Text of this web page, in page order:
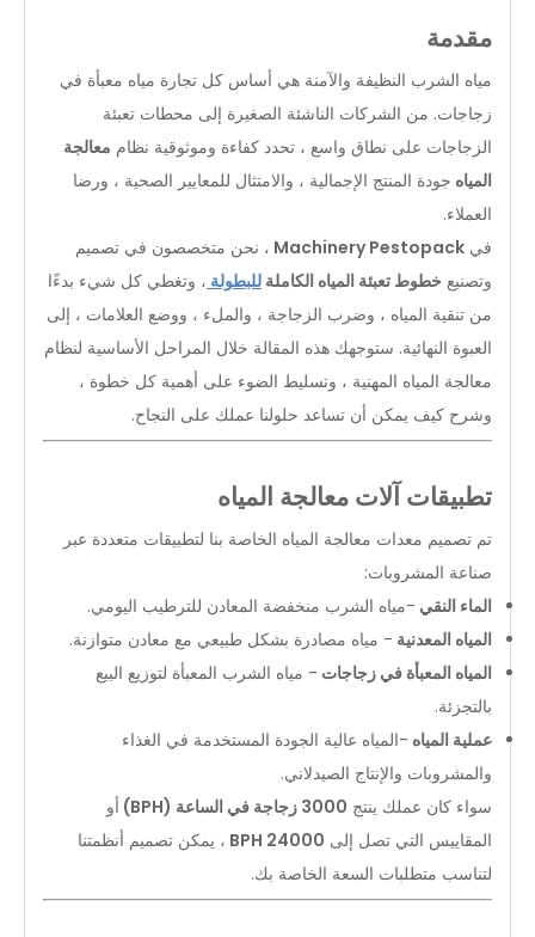
مقدمة
مياه الشرب النظيفة والآمنة هي أساس كل تجارة مياه معبأة في
زجاجات. من الشركات الناشئة الصغيرة إلى محطات تعبئة
الزجاجات على نطاق واسع ، تحدد كفاءة وموثوقية نظام معالجة
المياه جودة المنتج الإجمالية ، والامتثال للمعايير الصحية ، ورضا
العملاء.
في Machinery Pestopack ، نحن متخصصون في تصميم
وتصنيع خطوط تعبئة المياه الكاملة للبطولة ، وتغطي كل شيء بدءًا
من تنقية المياه ، وضرب الزجاجة ، والملء ، ووضع العلامات ، إلى
العبوة النهائية. ستوجهك هذه المقالة خلال المراحل الأساسية لنظام
معالجة المياه المهنية ، وتسليط الضوء على أهمية كل خطوة ،
وشرح كيف يمكن أن تساعد حلولنا عملك على النجاح.
تطبيقات آلات معالجة المياه
تم تصميم معدات معالجة المياه الخاصة بنا لتطبيقات متعددة عبر
صناعة المشروبات:
الماء النقي -مياه الشرب منخفضة المعادن للترطيب اليومي.
المياه المعدنية - مياه مصادرة بشكل طبيعي مع معادن متوازنة.
المياه المعبأة في زجاجات - مياه الشرب المعبأة لتوزيع البيع
بالتجزئة.
عملية المياه -المياه عالية الجودة المستخدمة في الغذاء
والمشروبات والإنتاج الصيدلاني.
سواء كان عملك ينتج 3000 زجاجة في الساعة (BPH)
أو
المقاييس التي تصل إلى 24000 BPH
، يمكن تصميم أنظمتنا
لتناسب متطلبات السعة الخاصة بك.